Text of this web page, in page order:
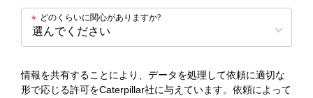
どのくらいに関心がありますか?
*
情報を共有することにより、データを処理して依頼に適切な
形で応じる許可をCaterpillar社に与えています。依頼によって